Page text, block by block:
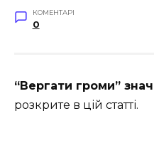
КОМЕНТАРІ
0
“Вергати громи”
розкрите в цій статті.